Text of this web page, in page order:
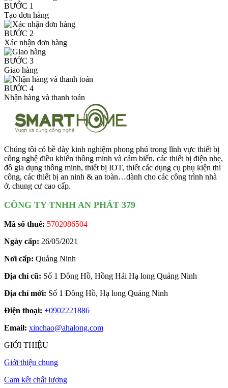
BƯỚC 1
Tạo đơn hàng
BƯỚC 2
Xác nhận đơn hàng
BƯỚC 3
Giao hàng
BƯỚC 4
Nhận hàng và thanh toán
Chúng tôi có bề dày kinh nghiệm phong phú trong lĩnh vực thiết bị
công nghệ điều khiển thông minh và cảm biến, các thiết bị điện nhẹ,
đồ gia dụng thông minh, thiết bị IOT, thiết các dụng cụ phụ kiện thi
công, các thiết bị an ninh & an toàn…dành cho các công trình nhà
ở, chung cư cao cấp.
CÔNG TY TNHH AN PHÁT 379
Mã số thuế: 5702086504
Ngày cấp: 26/05/2021
Nơi cấp: Quảng Ninh
Địa chỉ cũ: Số 1 Đông Hồ, Hồng Hải Hạ long Quảng Ninh
Địa chỉ mới: Số 1 Đông Hồ, Hạ long Quảng Ninh
Điện thoại: +0902221886
Email: xinchao@ahalong.com
GIỚI THIỆU
Giới thiệu chung
Cam kết chất lượng